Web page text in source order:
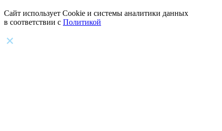
Сайт использует Cookie и системы аналитики данных
в соответствии с Политикой